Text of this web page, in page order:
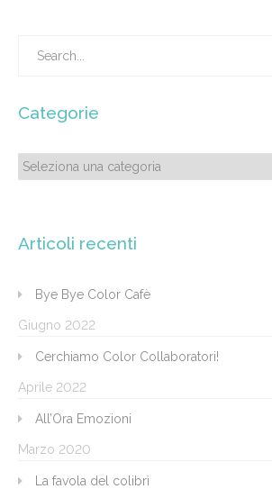
Categorie
Categorie
Articoli recenti
Bye Bye Color Cafè
Giugno 2022
Cerchiamo Color Collaboratori!
Aprile 2022
All’Ora Emozioni
Marzo 2020
La favola del colibrì